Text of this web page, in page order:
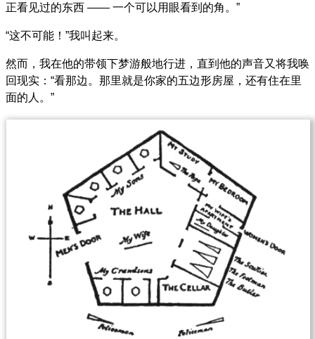
正看见过的东西 —— 一个可以用眼看到的角。”
“这不可能！”我叫起来。
然而，我在他的带领下梦游般地行进，直到他的声音又将我唤
回现实：“看那边。那里就是你家的五边形房屋，还有住在里
面的人。”